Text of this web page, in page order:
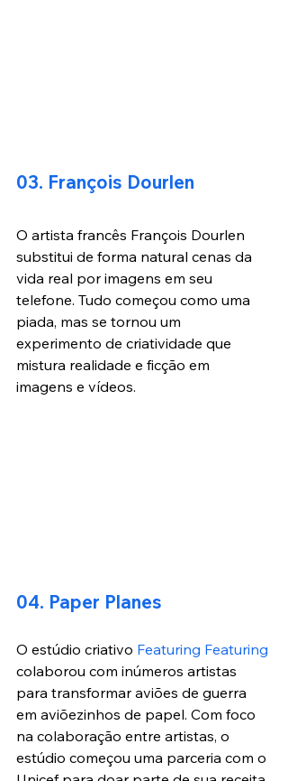
03. François Dourlen
O artista francês François Dourlen
substitui de forma natural cenas da
vida real por imagens em seu
telefone. Tudo começou como uma
piada, mas se tornou um
experimento de criatividade que
mistura realidade e ficção em
imagens e vídeos.
04. Paper Planes
O estúdio criativo Featuring Featuring
colaborou com inúmeros artistas
para transformar aviões de guerra
em aviõezinhos de papel. Com foco
na colaboração entre artistas, o
estúdio começou uma parceria com o